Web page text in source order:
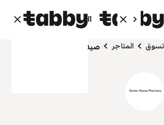
الأفراد الشركاء
تسوق المتاجر صيدليه دكتوره رواء